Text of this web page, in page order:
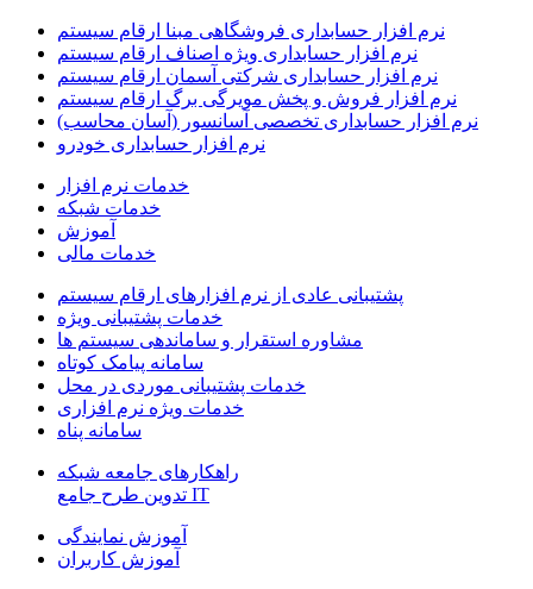
نرم افزار حسابداری فروشگاهی مبنا ارقام سیستم
نرم افزار حسابداری ویژه اصناف ارقام سیستم
نرم افزار حسابداری شرکتی آسمان ارقام سیستم
نرم افزار فروش و پخش مویرگی برگ ارقام سیستم
نرم افزار حسابداری تخصصی آسانسور (آسان محاسب)
نرم افزار حسابداری خودرو
خدمات نرم افزار
خدمات شبکه
آموزش
خدمات مالی
پشتیبانی عادی از نرم افزارهای ارقام سیستم
خدمات پشتیبانی ویژه
مشاوره استقرار و ساماندهی سیستم ها
سامانه پیامک کوتاه
خدمات پشتیبانی موردی در محل
خدمات ویژه نرم افزاری
سامانه پناه
راهکارهای جامعه شبکه
IT تدوین طرح جامع
آموزش نمایندگی
آموزش کاربران